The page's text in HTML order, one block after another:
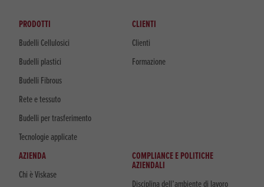
PRODOTTI
Budelli Cellulosici
Budelli plastici
Budelli Fibrous
Rete e tessuto
Budelli per trasferimento
Tecnologie applicate
CLIENTI
Clienti
Formazione
AZIENDA
Chi è Viskase
COMPLIANCE E POLITICHE
AZIENDALI
Disciplina dell’ambiente di lavoro